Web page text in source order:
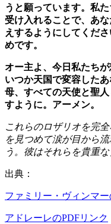
うと願っています。私
受け入れることで、あ
えするようにしてくだ
めです。
オー主よ、今日私たち
いつか天国で変容した
母、すべての天使と聖
すように。アーメン。
これらのロザリオを完
を見つめて涙が目から
う。彼はそれらを貴重
出典：
ファミリー・ヴィンマ
アドレーレのPDFリンク